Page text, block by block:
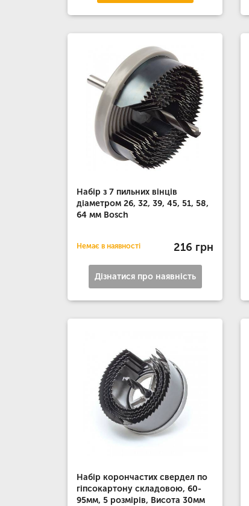
Набір з 7 пильних вінців
діаметром 26, 32, 39, 45, 51, 58,
64 мм Bosch
Немає в наявності 216 грн
Дізнатися про наявність
Набір корончастих свердел по
гіпсокартону складовою, 60-
95мм, 5 розмірів, Висота 30мм